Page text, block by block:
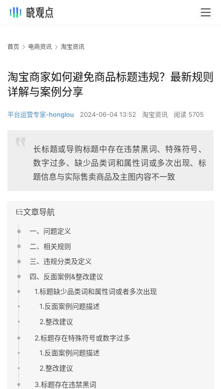
首页 电商资讯 淘宝资讯
淘宝商家如何避免商品标题违规？最新规则
详解与案例分享
平台运营专家-honglou 2024-06-04 13:52 淘宝资讯 阅读 5705
长标题或导购标题中存在违禁黑词、特殊符号、
数字过多、缺少品类词和属性词或多次出现、标
题信息与实际售卖商品及主图内容不一致
文章导航
一、问题定义
二、相关规则
三、违规分类及定义
四、反面案例&整改建议
1.标题缺少品类词和属性词或者多次出现
1.反面案例问题描述
2.整改建议
2.标题存在特殊符号或数字过多
1.反面案例问题描述
2.整改建议
3.标题存在违禁黑词